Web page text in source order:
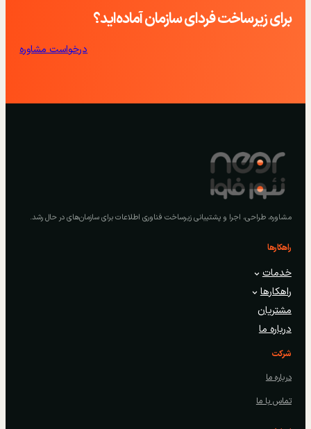
برای زیرساخت فردای سازمان آماده‌اید؟
درخواست مشاوره
مشاوره، طراحی، اجرا و پشتیبانی زیرساخت فناوری اطلاعات برای سازمان‌های در حال رشد.
راهکارها
خدمات
راهکارها
مشتریان
درباره ما
شرکت
درباره ما
تماس با ما